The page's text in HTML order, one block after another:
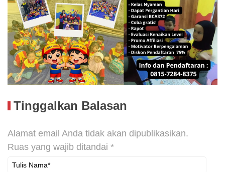
Tinggalkan Balasan
Alamat email Anda tidak akan dipublikasikan.
Ruas yang wajib ditandai *